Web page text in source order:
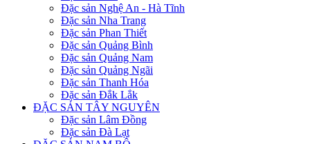
Đặc sản Nghệ An - Hà Tĩnh
Đặc sản Nha Trang
Đặc sản Phan Thiết
Đặc sản Quảng Bình
Đặc sản Quảng Nam
Đặc sản Quảng Ngãi
Đặc sản Thanh Hóa
Đặc sản Đắk Lắk
ĐẶC SẢN TÂY NGUYÊN
Đặc sản Lâm Đồng
Đặc sản Đà Lạt